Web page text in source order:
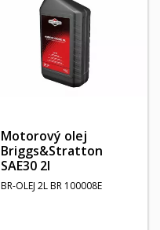
Motorový olej
Briggs&Stratton
SAE30 2l
BR-OLEJ 2L BR 100008E